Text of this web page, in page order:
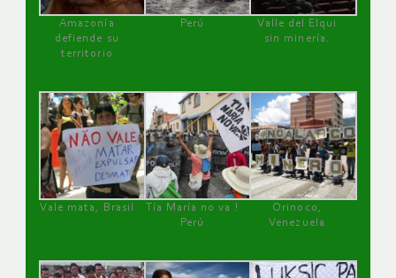
Amazonía
defiende su
territorio
Perú
Valle del Elqui
sin minería.
Vale mata, Brasil
Tía María no va !
Perú
Orinoco,
Venezuela